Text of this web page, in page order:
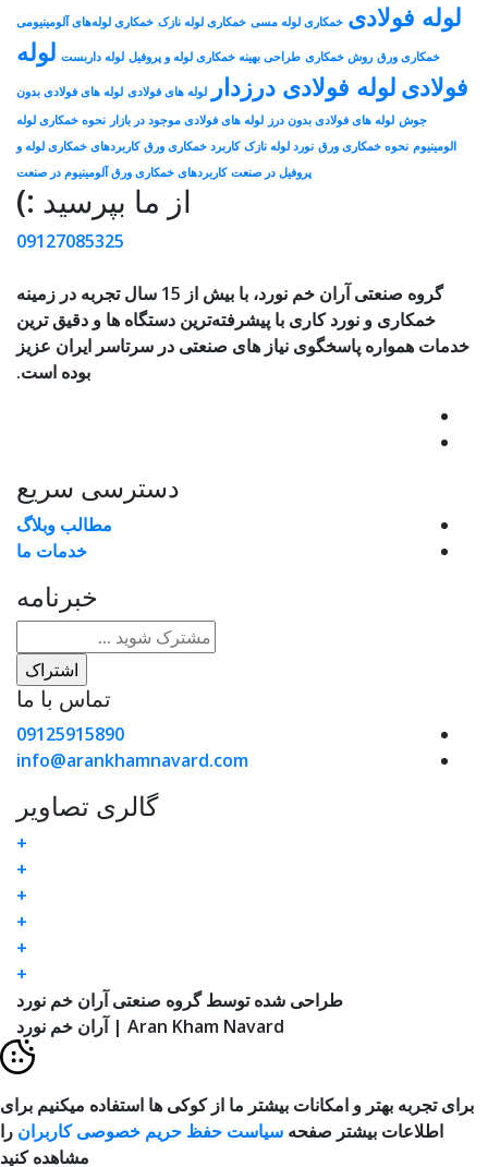
لوله فولادی خمکاری لوله مسی خمکاری لوله نازک خمکاری لوله‌های آلومینیومی
خمکاری ورق روش خمکاری طراحی بهینه خمکاری لوله و پروفیل لوله داربست لوله
فولادی لوله فولادی درزدار لوله های فولادی لوله های فولادی بدون
جوش لوله های فولادی بدون درز لوله های فولادی موجود در بازار نحوه خمکاری لوله
الومینیوم نحوه خمکاری ورق نورد لوله نازک کاربرد خمکاری ورق کاربردهای خمکاری لوله و
پروفیل در صنعت کاربردهای خمکاری ورق آلومینیوم در صنعت
از ما بپرسید :)
09127085325
گروه صنعتی آران خم نورد، با بیش از 15 سال تجربه در زمینه
خمکاری و نورد کاری با پیشرفته‌ترین دستگاه ها و دقیق ترین
خدمات همواره پاسخگوی نیاز های صنعتی در سرتاسر ایران عزیز
بوده است.
دسترسی سریع
مطالب وبلاگ
خدمات ما
خبرنامه
تماس با ما
09125915890
info@arankhamnavard.com
گالری تصاویر
+
+
+
+
+
+
طراحی شده توسط گروه صنعتی آران خم نورد
Aran Kham Navard | آران خم نورد
برای تجربه بهتر و امکانات بیشتر ما از کوکی ها استفاده میکنیم برای
اطلاعات بیشتر صفحه سیاست حفظ حریم خصوصی کاربران را
مشاهده کنید